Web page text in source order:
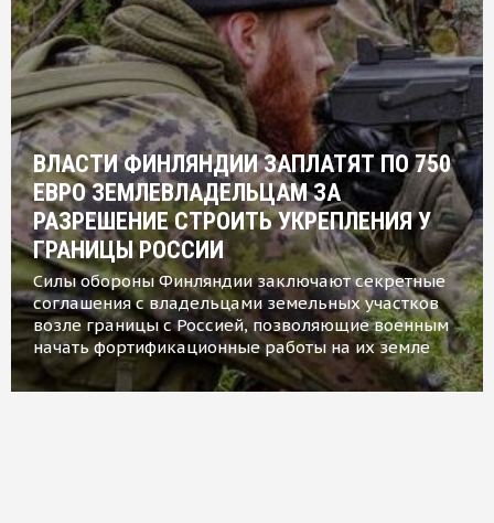
ВЛАСТИ ФИНЛЯНДИИ ЗАПЛАТЯТ ПО 750
ЕВРО ЗЕМЛЕВЛАДЕЛЬЦАМ ЗА
РАЗРЕШЕНИЕ СТРОИТЬ УКРЕПЛЕНИЯ У
ГРАНИЦЫ РОССИИ
Силы обороны Финляндии заключают секретные
соглашения с владельцами земельных участков
возле границы с Россией, позволяющие военным
начать фортификационные работы на их земле